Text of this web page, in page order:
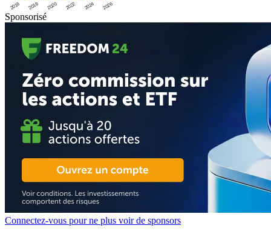
2016 2018 2020 2022 2024 2026
Sponsorisé
Connectez-vous pour ne plus voir de sponsors